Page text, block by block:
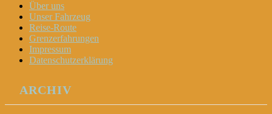
Über uns
Unser Fahrzeug
Reise-Route
Grenzerfahrungen
Impressum
Datenschutzerklärung
ARCHIV